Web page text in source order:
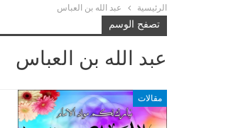
الرئيسية عبد الله بن العباس
تصفح الوسم
عبد الله بن العباس
مقالات